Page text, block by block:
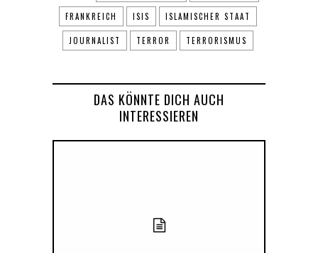
FRANKREICH ISIS ISLAMISCHER STAAT
JOURNALIST TERROR TERRORISMUS
DAS KÖNNTE DICH AUCH
INTERESSIEREN